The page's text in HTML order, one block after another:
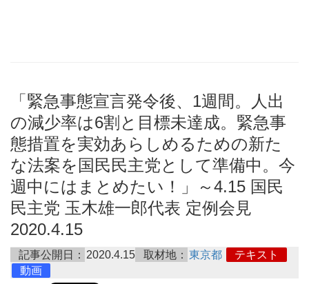
「緊急事態宣言発令後、1週間。人出
の減少率は6割と目標未達成。緊急事
態措置を実効あらしめるための新た
な法案を国民民主党として準備中。今
週中にはまとめたい！」～4.15 国民
民主党 玉木雄一郎代表 定例会見
2020.4.15
記事公開日： 2020.4.15 取材地： 東京都
テキスト
動画